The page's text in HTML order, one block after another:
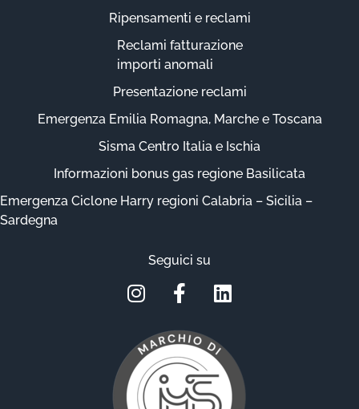
Ripensamenti e reclami
Reclami fatturazione
importi anomali
Presentazione reclami
Emergenza Emilia Romagna, Marche e Toscana
Sisma Centro Italia e Ischia
Informazioni bonus gas regione Basilicata
Emergenza Ciclone Harry regioni Calabria – Sicilia –
Sardegna
Seguici su